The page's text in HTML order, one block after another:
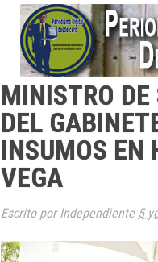
MINISTRO DE
DEL
INSUMOS EN
VEGA
Escrito por Independiente 5